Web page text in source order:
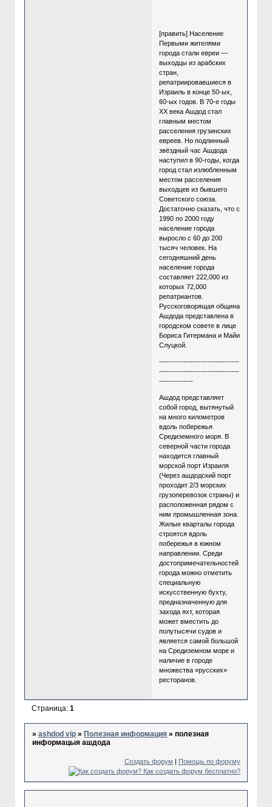
[править] Население
Первыми жителями
города стали евреи —
выходцы из арабских
стран,
репатриировавшиеся в
Израиль в конце 50-ых,
60-ых годов. В 70-е годы
ХХ века Ашдод стал
главным местом
расселения грузинских
евреев. Но подлинный
звёздный час Ашдода
наступил в 90-годы, когда
город стал излюбленным
местом расселения
выходцев из бывшего
Советского союза.
Достаточно сказать, что с
1990 по 2000 году
население города
выросло с 60 до 200
тысяч человек. На
сегодняшний день
население города
составляет 222,000 из
которых 72,000
репатриантов.
Русскоговорящая община
Ашдода представлена в
городском совете в лице
Бориса Гитермана и Майи
Слуцкой.
---------------------------------
---------------------------------
--------------
Ашдод представляет
собой город, вытянутый
на много километров
вдоль побережья
Средиземного моря. В
северной части города
находится главный
морской порт Израиля
(Через ашдодский порт
проходит 2/3 морских
грузоперевозок страны) и
расположенная рядом с
ним промышленная зона.
Жилые кварталы города
строятся вдоль
побережья в южном
направлении. Среди
достопримечательностей
города можно отметить
специальную
искусственную бухту,
предназначенную для
захода яхт, которая
может вместить до
полутысячи судов и
является самой большой
на Средиземном море и
наличие в городе
множества «русских»
ресторанов.
Страница:1
»ashdod vip »Полезная информация »полезная
информацыя ашдода
Создать форум Помощь по форуму